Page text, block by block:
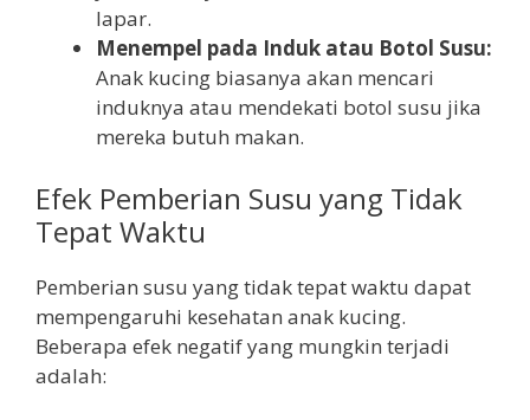
lapar.
Menempel pada Induk atau Botol Susu:
Anak kucing biasanya akan mencari
induknya atau mendekati botol susu jika
mereka butuh makan.
Efek Pemberian Susu yang Tidak
Tepat Waktu
Pemberian susu yang tidak tepat waktu dapat
mempengaruhi kesehatan anak kucing.
Beberapa efek negatif yang mungkin terjadi
adalah: